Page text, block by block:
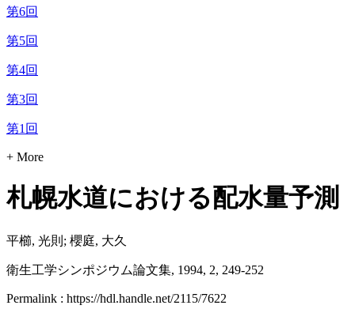
第6回
第5回
第4回
第3回
第1回
+ More
札幌水道における配水量予測
平櫛, 光則; 櫻庭, 大久
衛生工学シンポジウム論文集, 1994, 2, 249-252
Permalink : https://hdl.handle.net/2115/7622